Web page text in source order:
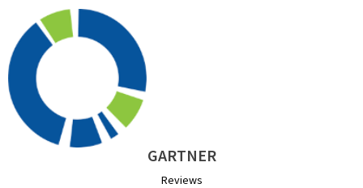
GARTNER
Reviews